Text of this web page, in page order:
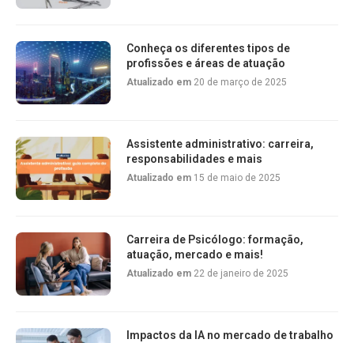
Conheça os diferentes tipos de
profissões e áreas de atuação
Atualizado em 20 de março de 2025
Assistente administrativo: carreira,
responsabilidades e mais
Atualizado em 15 de maio de 2025
Carreira de Psicólogo: formação,
atuação, mercado e mais!
Atualizado em 22 de janeiro de 2025
Impactos da IA no mercado de trabalho